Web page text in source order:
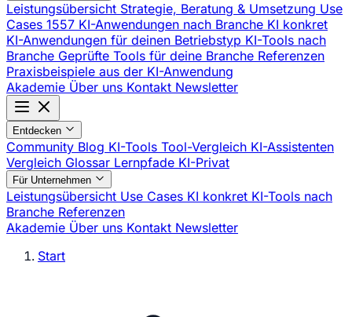
Leistungsübersicht Strategie, Beratung & Umsetzung Use
Cases 1557 KI-Anwendungen nach Branche KI konkret
KI-Anwendungen für deinen Betriebstyp KI-Tools nach
Branche Geprüfte Tools für deine Branche Referenzen
Praxisbeispiele aus der KI-Anwendung
Akademie Über uns Kontakt Newsletter
Entdecken
Community Blog KI-Tools Tool-Vergleich KI-Assistenten
Vergleich Glossar Lernpfade KI-Privat
Für Unternehmen
Leistungsübersicht Use Cases KI konkret KI-Tools nach
Branche Referenzen
Akademie Über uns Kontakt Newsletter
Start